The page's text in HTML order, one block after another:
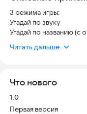
3 режима игры:
Угадай по звуку
Угадай по названию (с
Читать дальше
Что нового
Версия:
1.0
Первая версия